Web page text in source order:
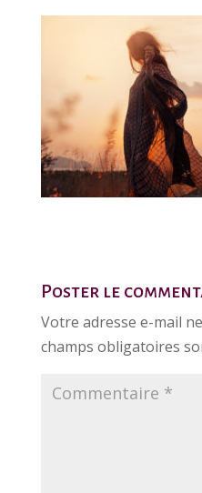
Poster le
Votre adresse e-mail
champs obligatoires